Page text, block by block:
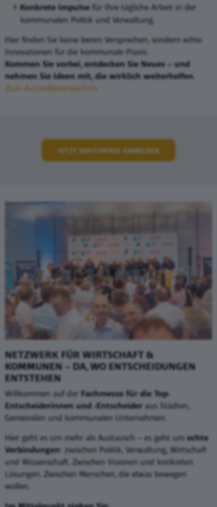
Konkrete Impulse für Ihre tägliche Arbeit in der
kommunalen Politik und Verwaltung.
Hier finden Sie keine leeren Versprechen, sondern echte
Innovationen für die kommunale Praxis.
Kommen Sie vorbei, entdecken Sie Neues – und
nehmen Sie Ideen mit, die wirklich weiterhelfen.
Zum Ausstellerverzeichnis
JETZT KOSTENFREI ANMELDEN
NETZWERK FÜR WIRTSCHAFT &
KOMMUNEN – DA, WO ENTSCHEIDUNGEN
ENTSTEHEN
Willkommen auf der Fachmesse für die Top-
Entscheiderinnen und -Entscheider aus Städten,
Gemeinden und kommunalen Unternehmen.
Hier geht es um mehr als Austausch – es geht umechte
Verbindungen : zwischen Politik, Verwaltung, Wirtschaft
und Wissenschaft. Zwischen Visionen und konkreten
Lösungen. Zwischen Menschen, die etwas bewegen
wollen.